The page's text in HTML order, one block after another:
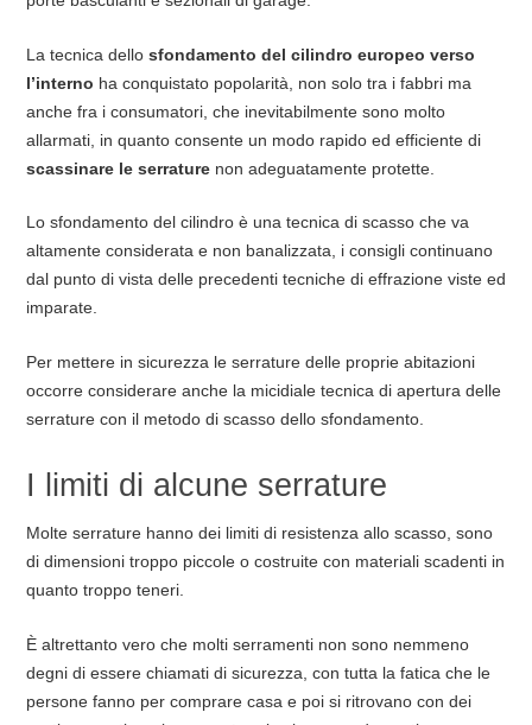
La tecnica dello sfondamento del cilindro europeo verso
l’interno ha conquistato popolarità, non solo tra i fabbri ma
anche fra i consumatori, che inevitabilmente sono molto
allarmati, in quanto consente un modo rapido ed efficiente di
scassinare le serraturenon adeguatamente protette.
Lo sfondamento del cilindro è una tecnica di scasso che va
altamente considerata e non banalizzata, i consigli continuano
dal punto di vista delle precedenti tecniche di effrazione viste ed
imparate.
Per mettere in sicurezza le serrature delle proprie abitazioni
occorre considerare anche la micidiale tecnica di apertura delle
serrature con il metodo di scasso dello sfondamento.
I limiti di alcune serrature
Molte serrature hanno dei limiti di resistenza allo scasso, sono
di dimensioni troppo piccole o costruite con materiali scadenti in
quanto troppo teneri.
È altrettanto vero che molti serramenti non sono nemmeno
degni di essere chiamati di sicurezza, con tutta la fatica che le
persone fanno per comprare casa e poi si ritrovano con dei